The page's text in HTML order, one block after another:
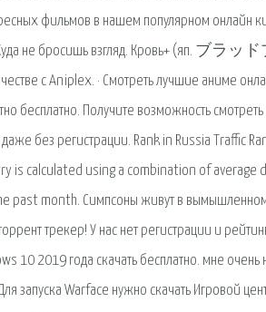
фильмов в нашем популярном онлайн
не бросишь взгляд. Кровь+ (яп. ブラッ
с Aniplex. · Смотреть лучшие аниме
бесплатно. Получите возможность смотреть
без регистрации. Rank in Russia Traffic
is calculated using a combination of
month. Симпсоны живут в вымышленном
трекер! У нас нет регистрации и
10 2019 года скачать бесплатно. мне очень
запуска Warface нужно скачать Игровой